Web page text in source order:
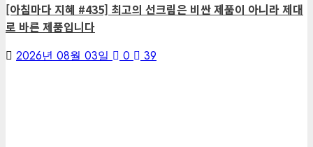
[아침마다 지혜 #435] 최고의 선크림은 비싼 제품이 아니라 제대
로 바른 제품입니다
2026년 08월 03일 0 39